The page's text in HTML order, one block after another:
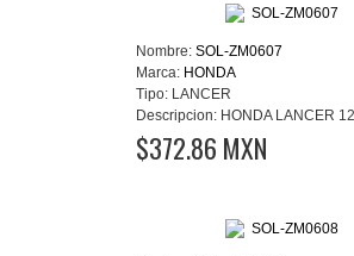
Nombre: SOL-ZM0607
Marca: HONDA
Tipo: LANCER
Descripcion: HONDA LANCER
$372.86 MXN